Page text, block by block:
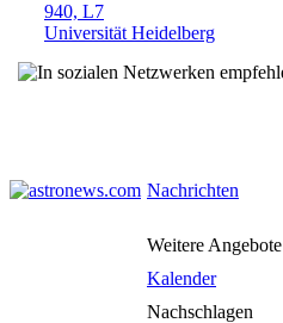
940, L7
Universität Heidelberg
Nachrichten
Weitere Angebote
Kalender
Nachschlagen